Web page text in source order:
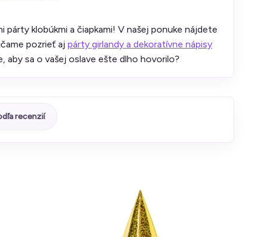
klobúkmi a čiapkami! V našej ponuke nájdete
pozrieť aj párty girlandy a dekoratívne nápisy
aby sa o vašej oslave ešte dlho hovorilo?
recenzií